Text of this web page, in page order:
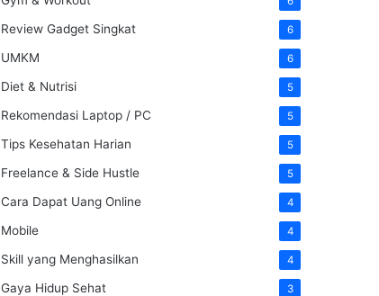
Review Gadget Singkat 6
UMKM 6
Diet & Nutrisi 5
Rekomendasi Laptop / PC 5
Tips Kesehatan Harian 5
Freelance & Side Hustle 5
Cara Dapat Uang Online 4
Mobile 4
Skill yang Menghasilkan 4
Gaya Hidup Sehat 3